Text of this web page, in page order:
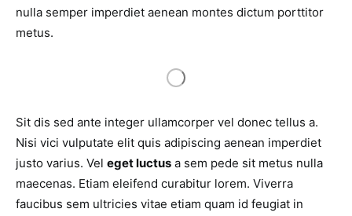
nulla semper imperdiet aenean montes dictum porttitor
metus.
Sit dis sed ante integer ullamcorper vel donec tellus a.
Nisi vici vulputate elit quis adipiscing aenean imperdiet
justo varius. Vel eget luctus a sem pede sit metus nulla
maecenas. Etiam eleifend curabitur lorem. Viverra
faucibus sem ultricies vitae etiam quam id feugiat in